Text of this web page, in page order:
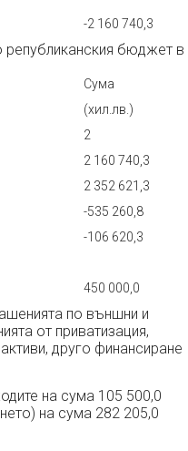
-2 160 740,3
бюджет в
Сума
(хил.лв.)
2
2 160 740,3
2 352 621,3
-535 260,8
-106 620,3
450 000,0
по външни и
от приватизация,
друго финансиране
на сума 105 500,0
на сума 282 205,0